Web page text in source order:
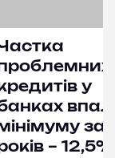
у
за
– 12,5%